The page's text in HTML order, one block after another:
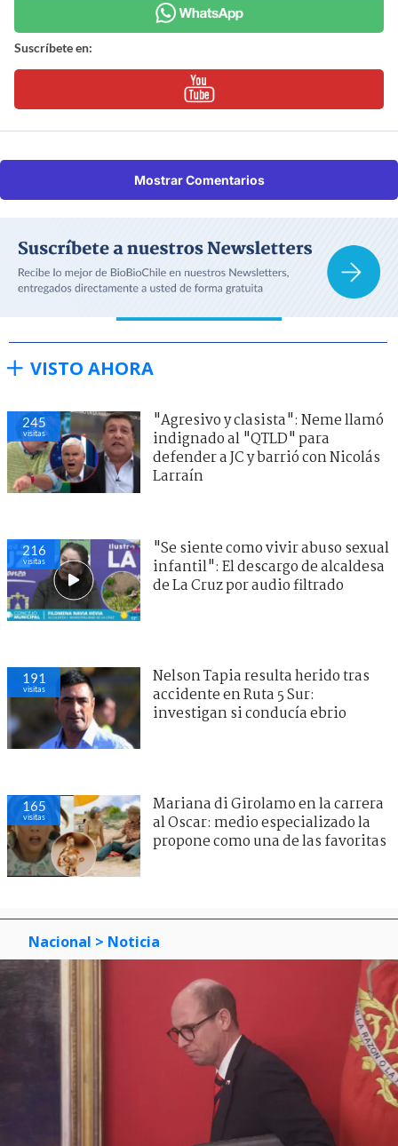
Suscríbete en:
Mostrar Comentarios
VISTO AHORA
245
visitas
"Agresivo y clasista": Neme llamó
indignado al "QTLD" para
defender a JC y barrió con Nicolás
Larraín
216
visitas
"Se siente como vivir abuso sexual
infantil": El descargo de alcaldesa
de La Cruz por audio filtrado
191
visitas
Nelson Tapia resulta herido tras
accidente en Ruta 5 Sur:
investigan si conducía ebrio
165
visitas
Mariana di Girolamo en la carrera
al Oscar: medio especializado la
propone como una de las favoritas
Nacional > Noticia